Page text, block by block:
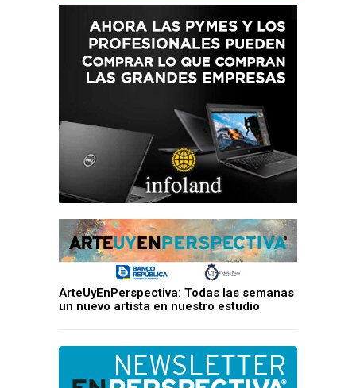
ArteUyEnPerspectiva: Todas las semanas
un nuevo artista en nuestro estudio